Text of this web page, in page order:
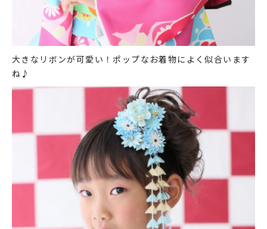
大きなリボンが可愛い！ポップなお着物によく似合います
ね♪